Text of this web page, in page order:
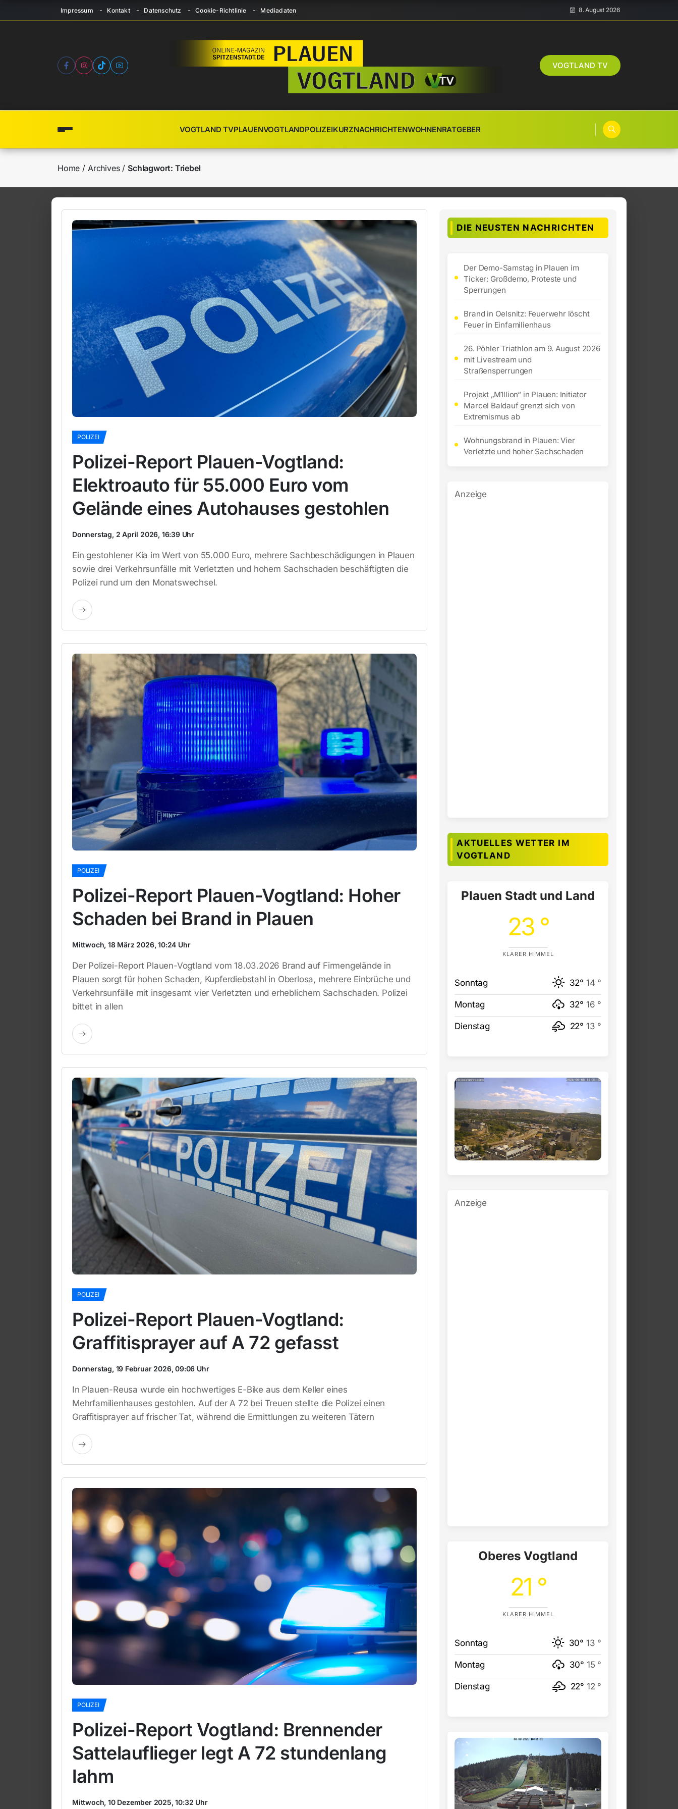
Impressum Kontakt Datenschutz Cookie-Richtlinie Mediadaten 8. August 2026
VOGTLAND TV
VOGTLAND TVPLAUENVOGTLANDPOLIZEIKURZNACHRICHTENWOHNENRATGEBER
Home Archives Schlagwort: Triebel
POLIZEI
Polizei-Report Plauen-Vogtland:
Elektroauto für 55.000 Euro vom
Gelände eines Autohauses gestohlen
Donnerstag, 2 April 2026, 16:39 Uhr
Ein gestohlener Kia im Wert von 55.000 Euro, mehrere Sachbeschädigungen in Plauen
sowie drei Verkehrsunfälle mit Verletzten und hohem Sachschaden beschäftigten die
Polizei rund um den Monatswechsel.
POLIZEI
Polizei-Report Plauen-Vogtland: Hoher
Schaden bei Brand in Plauen
Mittwoch, 18 März 2026, 10:24 Uhr
Der Polizei-Report Plauen-Vogtland vom 18.03.2026 Brand auf Firmengelände in
Plauen sorgt für hohen Schaden, Kupferdiebstahl in Oberlosa, mehrere Einbrüche und
Verkehrsunfälle mit insgesamt vier Verletzten und erheblichem Sachschaden. Polizei
bittet in allen
POLIZEI
Polizei-Report Plauen-Vogtland:
Graffitisprayer auf A 72 gefasst
Donnerstag, 19 Februar 2026, 09:06 Uhr
In Plauen-Reusa wurde ein hochwertiges E-Bike aus dem Keller eines
Mehrfamilienhauses gestohlen. Auf der A 72 bei Treuen stellte die Polizei einen
Graffitisprayer auf frischer Tat, während die Ermittlungen zu weiteren Tätern
POLIZEI
Polizei-Report Vogtland: Brennender
Sattelauflieger legt A 72 stundenlang
lahm
Mittwoch, 10 Dezember 2025, 10:32 Uhr
DIE NEUSTEN NACHRICHTEN
Der Demo-Samstag in Plauen im
Ticker: Großdemo, Proteste und
Sperrungen
Brand in Oelsnitz: Feuerwehr löscht
Feuer in Einfamilienhaus
26. Pöhler Triathlon am 9. August 2026
mit Livestream und
Straßensperrungen
Projekt „M1llion“ in Plauen: Initiator
Marcel Baldauf grenzt sich von
Extremismus ab
Wohnungsbrand in Plauen: Vier
Verletzte und hoher Sachschaden
Anzeige
AKTUELLES WETTER IM
VOGTLAND
Plauen Stadt und Land
23 °
KLARER HIMMEL
Sonntag 32° 14 °
Montag 32° 16 °
Dienstag 22° 13 °
Anzeige
Oberes Vogtland
21 °
KLARER HIMMEL
Sonntag 30° 13 °
Montag 30° 15 °
Dienstag 22° 12 °